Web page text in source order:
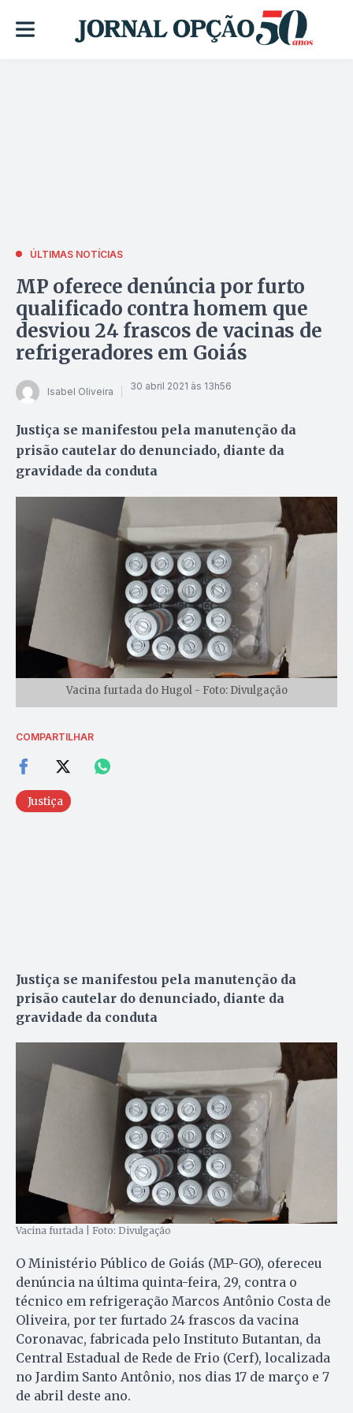
ÚLTIMAS NOTÍCIAS
MP oferece denúncia por furto
qualificado contra homem que
desviou 24 frascos de vacinas de
refrigeradores em Goiás
Isabel Oliveira 30 abril 2021 às 13h56
Justiça se manifestou pela manutenção da
prisão cautelar do denunciado, diante da
gravidade da conduta
Vacina furtada do Hugol - Foto: Divulgação
COMPARTILHAR
Justiça
Justiça se manifestou pela manutenção da
prisão cautelar do denunciado, diante da
gravidade da conduta
Vacina furtada | Foto: Divulgação
O Ministério Público de Goiás (MP-GO), ofereceu
denúncia na última quinta-feira, 29, contra o
técnico em refrigeração Marcos Antônio Costa de
Oliveira, por ter furtado 24 frascos da vacina
Coronavac, fabricada pelo Instituto Butantan, da
Central Estadual de Rede de Frio (Cerf), localizada
no Jardim Santo Antônio, nos dias 17 de março e 7
de abril deste ano.